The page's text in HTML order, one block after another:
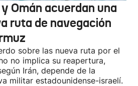
Omán acuerdan una
ruta de navegación
sobre las nueva ruta por el
no implica su reapertura,
Irán, depende de la
militar estadounidense-israelí.